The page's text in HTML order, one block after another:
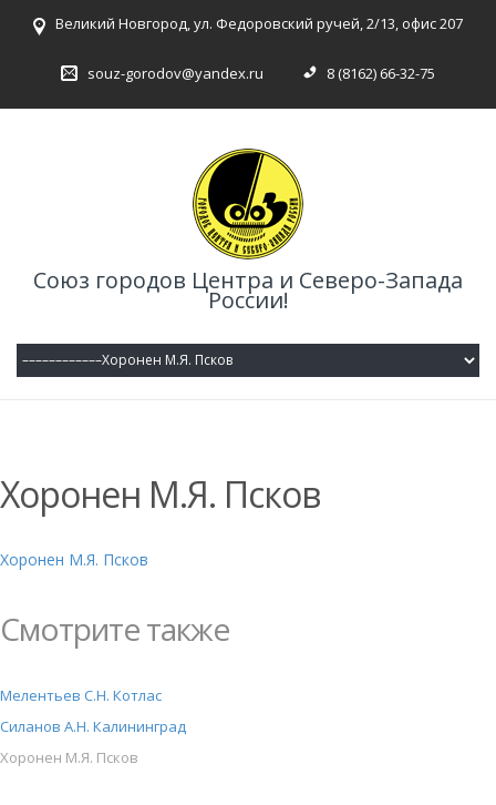
Великий Новгород, ул. Федоровский ручей, 2/13, офис 207
souz-gorodov@yandex.ru 8 (8162) 66-32-75
Союз городов Центра и Северо-Запада
России!
Хоронен М.Я. Псков
Хоронен М.Я. Псков
Смотрите также
Мелентьев С.Н. Котлас
Силанов А.Н. Калининград
Хоронен М.Я. Псков